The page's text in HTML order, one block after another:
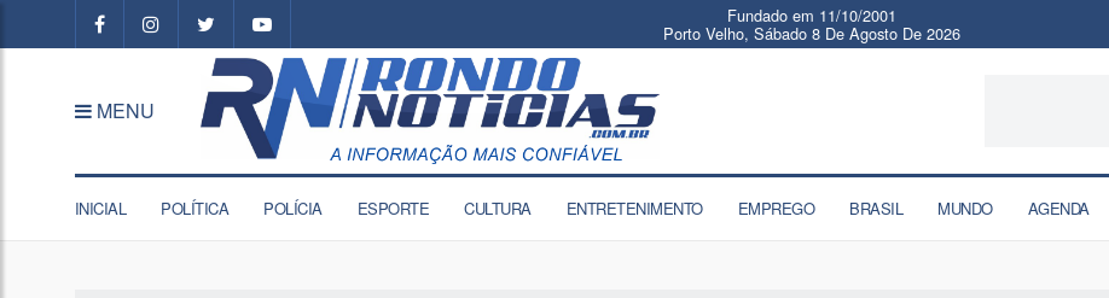
Fundado em 11/10/2001
Porto Velho, Sábado 8 De Agosto De 2026
MENU
INICIAL POLÍTICA POLÍCIA ESPORTE CULTURA ENTRETENIMENTO EMPREGO BRASIL MUNDO AGENDA